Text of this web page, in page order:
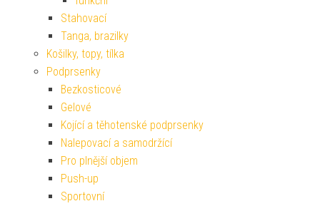
Stahovací
Tanga, brazilky
Košilky, topy, tílka
Podprsenky
Bezkosticové
Gelové
Kojící a těhotenské podprsenky
Nalepovací a samodržící
Pro plnější objem
Push-up
Sportovní